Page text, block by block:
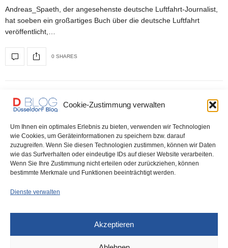
Cookie-Zustimmung verwalten
Um Ihnen ein optimales Erlebnis zu bieten, verwenden wir Technologien
wie Cookies, um Geräteinformationen zu speichern bzw. darauf
zuzugreifen. Wenn Sie diesen Technologien zustimmen, können wir Daten
wie das Surfverhalten oder eindeutige IDs auf dieser Website verarbeiten.
Wenn Sie Ihre Zustimmung nicht erteilen oder zurückziehen, können
bestimmte Merkmale und Funktionen beeinträchtigt werden.
Dienste verwalten
Akzeptieren
Andreas_Spaeth, der angesehenste deutsche Luftfahrt-Journalist,
hat soeben ein großartiges Buch über die deutsche Luftfahrt
veröffentlicht,…
0 SHARES
DÜSSELDORF 26. SEPTEMBER 2022
Klüh-Mitarbeiter aus aller Welt feiern
den Gründer und Inhaber und 111-
jähriges Bestehen des Unternehmens
Im Bild: Jubilar Josef Klüh mit Ehefrau Ahlem Sehili-Klüh (Mitte) und